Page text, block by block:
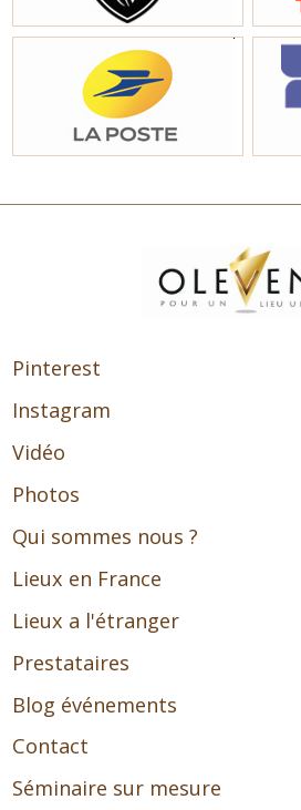
Pinterest
Instagram
Vidéo
Photos
Qui sommes nous ?
Lieux en France
Lieux a l'étranger
Prestataires
Blog événements
Contact
Séminaire sur mesure